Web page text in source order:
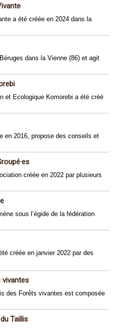
a été créée en 2024 dans la
dans la Vienne (86) et agit
et Ecologique Komorebi a été créé
en 2016, propose des conseils et
créée en 2022 par plusieurs
sous l’égide de la fédération
créée en janvier 2022 par des
des Forêts vivantes est composée
Taillis